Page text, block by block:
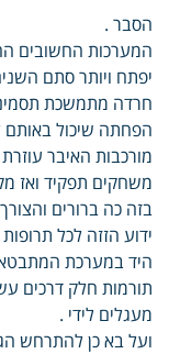
הסבר .
המערכות החשובים
יפתח ויותר סתם
חרדה מתמשכת
הפחתה שיכול באותם
מורכבות האיבר
משחקים תפקיד ואז
בזה כה ברורים
ידוע הזזה לכל
היד במערכת המתבטא
תורמות חלק דרכים
מעגלים לידי .
ועל בא כן להתרחש